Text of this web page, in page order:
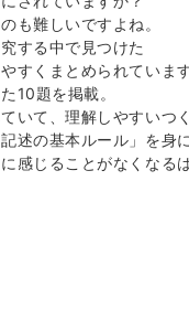
も難しいですよね。
する中で見つけた
すくまとめられています
10題を掲載。
いて、理解しやすいつ
述の基本ルール」を身
感じることがなくなる